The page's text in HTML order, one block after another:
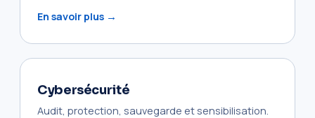
En savoir plus →
Cybersécurité
Audit, protection, sauvegarde et sensibilisation.